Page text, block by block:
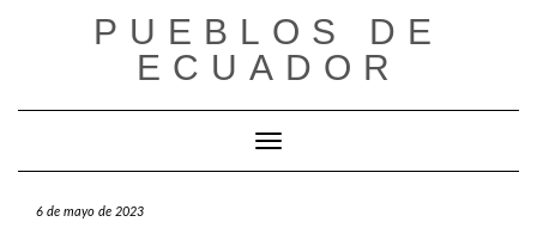
PUEBLOS DE
ECUADOR
Cambiar modo de navegación
6 de mayo de 2023